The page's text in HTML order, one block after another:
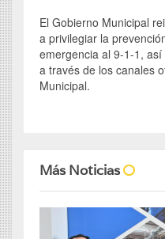
El Gobierno Municipal
a privilegiar la
emergencia al 9-1-1,
a través de los canales
Municipal.
Más Noticias